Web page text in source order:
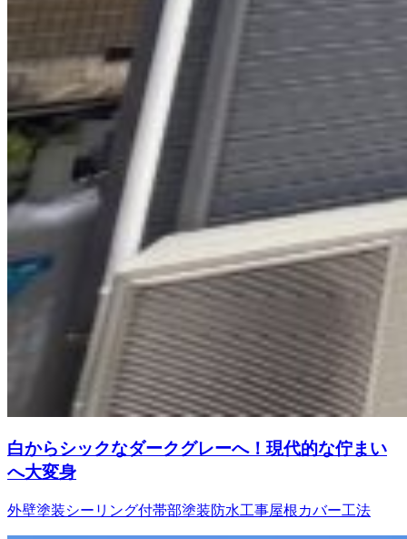
白からシックなダークグレーへ！現代的な佇まい
へ大変身
外壁塗装シーリング付帯部塗装防水工事屋根カバー工法